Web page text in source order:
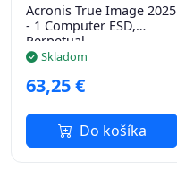
Acronis True Image 2025
- 1 Computer ESD,
Perpetual
Skladom
63,25 €
Do košíka